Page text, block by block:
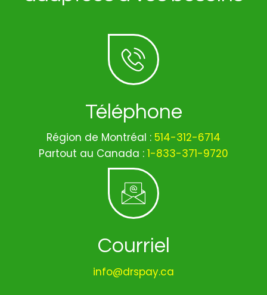
Téléphone
Région de Montréal : 514-312-6714
Partout au Canada : 1-833-371-9720
Courriel
info@drspay.ca